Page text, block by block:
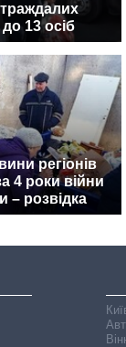
13 осіб
регіонів
4 роки війни
– розвідка